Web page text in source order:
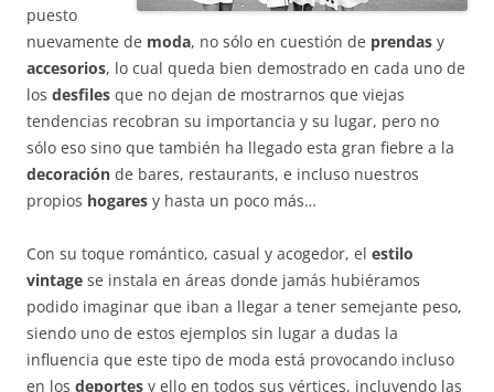
puesto
nuevamente de moda, no sólo en cuestión de prendas y
accesorios, lo cual queda bien demostrado en cada uno de
los desfiles que no dejan de mostrarnos que viejas
tendencias recobran su importancia y su lugar, pero no
sólo eso sino que también ha llegado esta gran fiebre a la
decoración de bares, restaurants, e incluso nuestros
propios hogares y hasta un poco más…
Con su toque romántico, casual y acogedor, el estilo
vintage se instala en áreas donde jamás hubiéramos
podido imaginar que iban a llegar a tener semejante peso,
siendo uno de estos ejemplos sin lugar a dudas la
influencia que este tipo de moda está provocando incluso
en los deportes y ello en todos sus vértices, incluyendo las